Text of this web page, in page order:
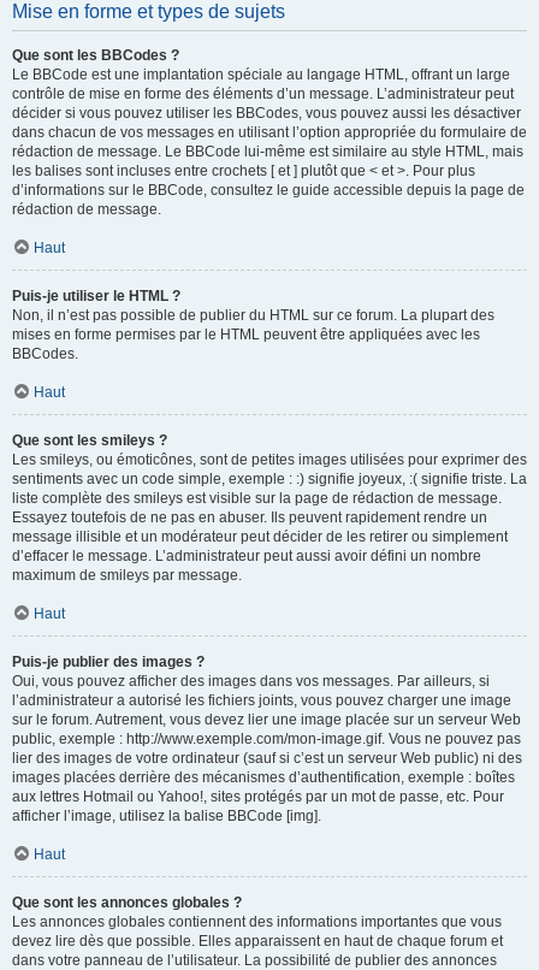
Mise en forme et types de sujets
Que sont les BBCodes ?
Le BBCode est une implantation spéciale au langage HTML, offrant un large
contrôle de mise en forme des éléments d’un message. L’administrateur peut
décider si vous pouvez utiliser les BBCodes, vous pouvez aussi les désactiver
dans chacun de vos messages en utilisant l’option appropriée du formulaire de
rédaction de message. Le BBCode lui-même est similaire au style HTML, mais
les balises sont incluses entre crochets [ et ] plutôt que < et >. Pour plus
d’informations sur le BBCode, consultez le guide accessible depuis la page de
rédaction de message.
Haut
Puis-je utiliser le HTML ?
Non, il n’est pas possible de publier du HTML sur ce forum. La plupart des
mises en forme permises par le HTML peuvent être appliquées avec les
BBCodes.
Haut
Que sont les smileys ?
Les smileys, ou émoticônes, sont de petites images utilisées pour exprimer des
sentiments avec un code simple, exemple : :) signifie joyeux, :( signifie triste. La
liste complète des smileys est visible sur la page de rédaction de message.
Essayez toutefois de ne pas en abuser. Ils peuvent rapidement rendre un
message illisible et un modérateur peut décider de les retirer ou simplement
d’effacer le message. L’administrateur peut aussi avoir défini un nombre
maximum de smileys par message.
Haut
Puis-je publier des images ?
Oui, vous pouvez afficher des images dans vos messages. Par ailleurs, si
l’administrateur a autorisé les fichiers joints, vous pouvez charger une image
sur le forum. Autrement, vous devez lier une image placée sur un serveur Web
public, exemple : http://www.exemple.com/mon-image.gif. Vous ne pouvez pas
lier des images de votre ordinateur (sauf si c’est un serveur Web public) ni des
images placées derrière des mécanismes d’authentification, exemple : boîtes
aux lettres Hotmail ou Yahoo!, sites protégés par un mot de passe, etc. Pour
afficher l’image, utilisez la balise BBCode [img].
Haut
Que sont les annonces globales ?
Les annonces globales contiennent des informations importantes que vous
devez lire dès que possible. Elles apparaissent en haut de chaque forum et
dans votre panneau de l’utilisateur. La possibilité de publier des annonces